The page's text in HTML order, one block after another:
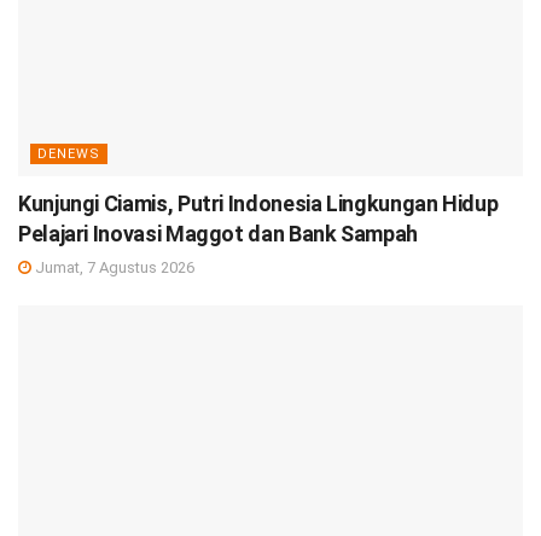
DENEWS
Kunjungi Ciamis, Putri Indonesia Lingkungan Hidup
Pelajari Inovasi Maggot dan Bank Sampah
Jumat, 7 Agustus 2026